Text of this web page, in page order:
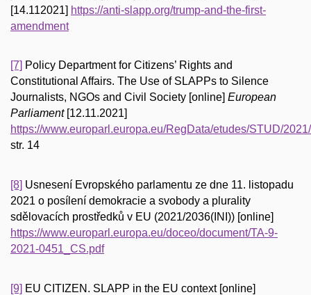
[14.112021] https://anti-slapp.org/trump-and-the-first-
amendment
[7] Policy Department for Citizens’ Rights and
Constitutional Affairs. The Use of SLAPPs to Silence
Journalists, NGOs and Civil Society [online] European
Parliament[12.11.2021]
https://www.europarl.europa.eu/RegData/etudes/STUD/
str. 14
[8] Usnesení Evropského parlamentu ze dne 11. listopadu
2021 o posílení demokracie a svobody a plurality
sdělovacích prostředků v EU (2021/2036(INI)) [online]
https://www.europarl.europa.eu/doceo/document/TA-9-
2021-0451_CS.pdf
[9] EU CITIZEN. SLAPP in the EU context [online]